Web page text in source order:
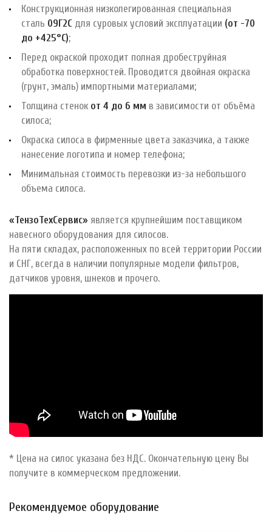
Конструкционная низколегированная специальная
сталь 09Г2С для суровых условий эксплуатации (от -70
до +425°С);
Перед окраской проходит полная дробеструйная
обработка поверхностей. Проводится двойная окраска
(грунт, эмаль) импортными материалами;
Толщина стенок от 4 до 6 мм в зависимости от объёма
силоса;
Окраска силоса в фирменные цвета заказчика, а также
нанесение логотипа и номер телефона;
Минимальная стоимость перевозки из-за небольшого
объема силоса.
«ТензоТехСервис» является крупнейшим поставщиком
навесного оборудования для силосов.
На пяти складах, расположенных по всей территории России
и СНГ, всегда в наличии популярные модели фильтров,
датчиков уровня, шнеков и прочего.
* Цена на силос указана без НДС. Окончательную цену Вы
получите в коммерческом предложении.
Рекомендуемое оборудование